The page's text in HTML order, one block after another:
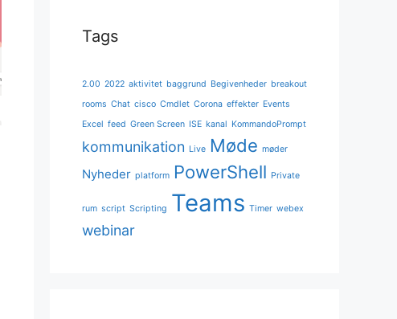
Tags
2.00 2022 aktivitet baggrund Begivenheder breakout
rooms Chat cisco Cmdlet Corona effekter Events
Excel feed Green Screen ISE kanal KommandoPrompt
kommunikation Live Møde møder
Nyheder platform PowerShell Private
rum script Scripting Teams Timer webex
webinar